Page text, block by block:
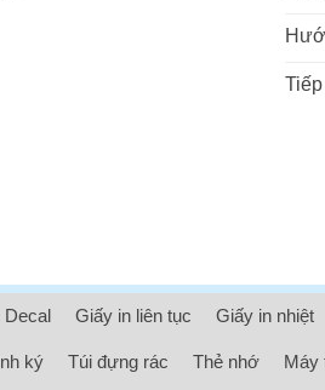
Decal Giấy in liên tục Giấy in nhiệt
ký Túi đựng rác Thẻ nhớ Máy